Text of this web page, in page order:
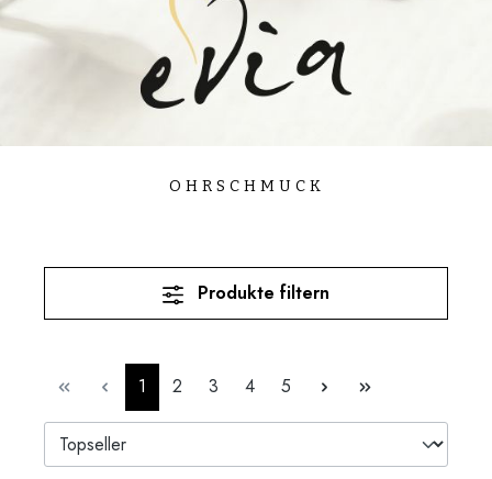
OHRSCHMUCK
Produkte filtern
Seite
1 Seite
2 Seite
3 Seite
4 Seite
5